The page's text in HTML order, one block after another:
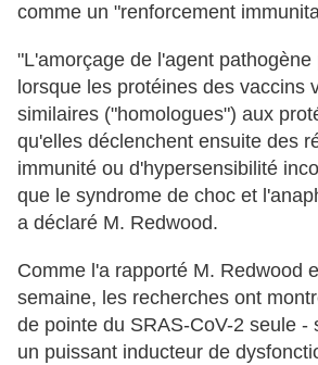
comme un "renforcement
"L'amorçage de l'agent
lorsque les protéines des vaccins
similaires ("homologues") aux
qu'elles déclenchent ensuite des
immunité ou d'hypersensibilité
que le syndrome de choc et
a déclaré M. Redwood.
Comme l'a rapporté M. Redwood
semaine, les recherches ont
de pointe du SRAS-CoV-2 seule -
un puissant inducteur de